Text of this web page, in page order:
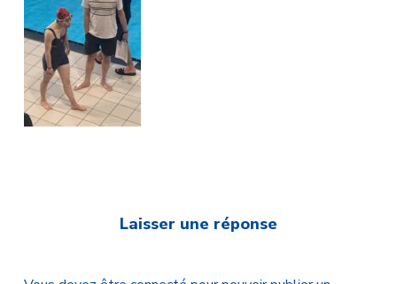
Laisser une réponse